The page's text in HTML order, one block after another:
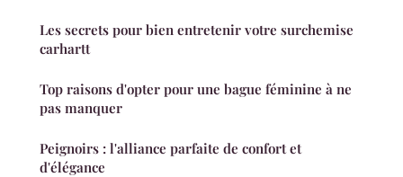
Les secrets pour bien entretenir votre surchemise
carhartt
Top raisons d'opter pour une bague féminine à ne
pas manquer
Peignoirs : l'alliance parfaite de confort et
d'élégance